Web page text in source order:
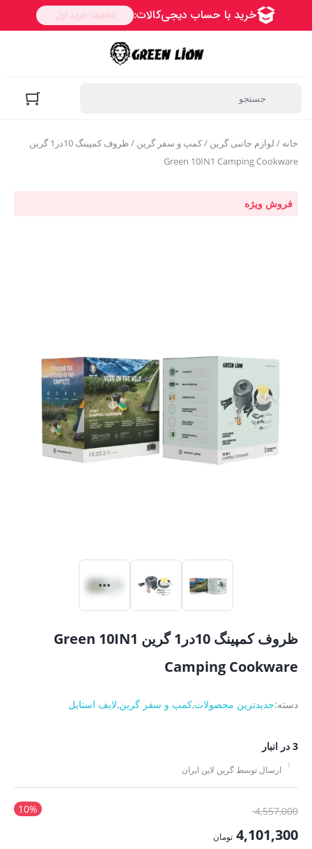
خانه / لوازم جانبی گرین /کمپ و سفر گرین
/ ظروف کمپینگ 10در1 گرین
Green 10IN1 Camping Cookware
فروش ویژه
ظروف کمپینگ 10در1 گرین Green 10IN1
Camping Cookware
دسته:جدیدترین محصولات,کمپ و سفر گرین,لایف استایل
3 در انبار
ارسال توسط گرین لاین ایران
10% 4,557,000قیمت
اصلی:
4,101,300 تومان